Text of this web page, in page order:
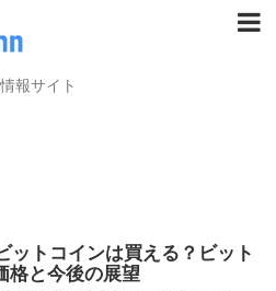
報サイト
ットコインは買える？ビット
格と今後の展望